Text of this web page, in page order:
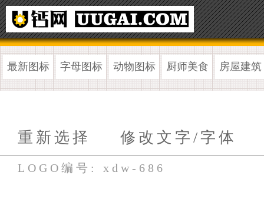
最新图标 字母图标 动物图标 厨师美食 房屋建筑
重新选择 修改文字/字体
LOGO编号: xdw-686